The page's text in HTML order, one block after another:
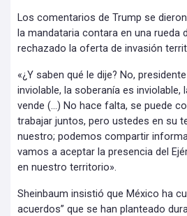
Los comentarios de Trump se
la mandataria contara en una rueda
rechazado la oferta de invasión
«¿Y saben qué le dije? No,
inviolable, la soberanía es inviolable,
vende (…) No hace falta, se puede
trabajar juntos, pero ustedes en su
nuestro; podemos compartir
vamos a aceptar la presencia del
en nuestro territorio».
Sheinbaum insistió que México ha
acuerdos” que se han planteado